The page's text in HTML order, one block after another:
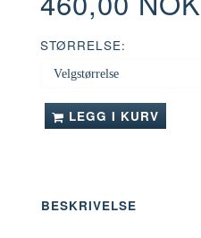
STØRRELSE:
LEGG I KURV
BESKRIVELSE